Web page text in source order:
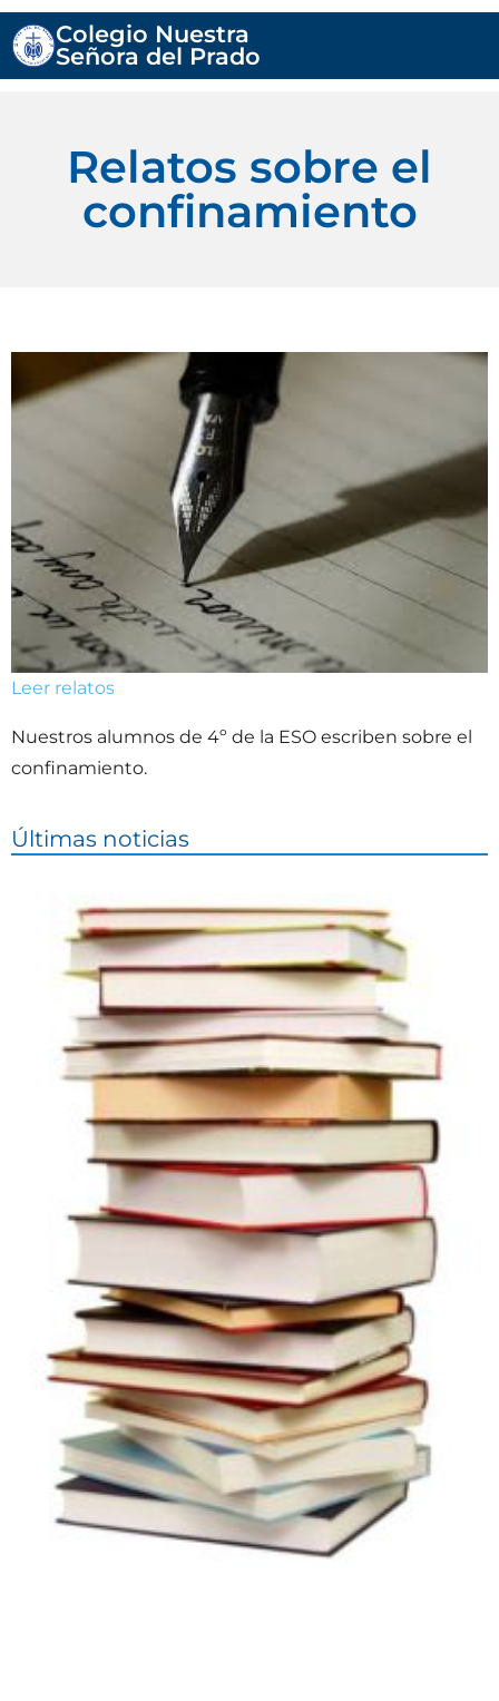
Colegio Nuestra
Señora del Prado
Relatos sobre el
confinamiento
Leer relatos
Nuestros alumnos de 4º de la ESO escriben sobre el
confinamiento.
Últimas noticias